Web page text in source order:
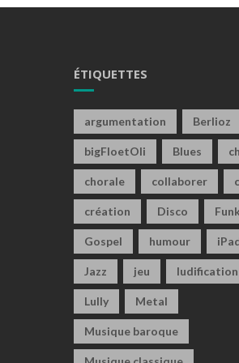
ÉTIQUETTES
argumentation Berlioz
bigFloetOli Blues
chorale collaborer
création Disco Funk
Gospel humour
Jazz jeu ludification
Lully Metal
Musique baroque